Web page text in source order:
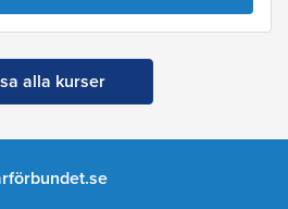
alla kurser